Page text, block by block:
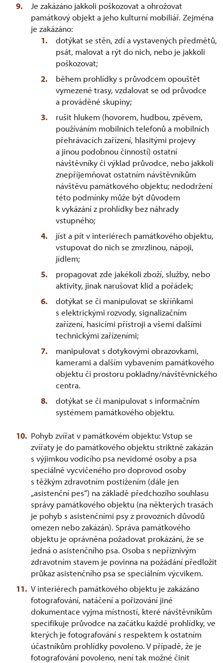
Je zakázáno jakkoli poškozovat a ohrožovat
památkový objekt a jeho kulturní mobiliář. Zejména
je zakázáno:
dotýkat se stěn, zdí a vystavených předmětů,
psát, malovat a rýt do nich, nebo je jakkoli
poškozovat;
během prohlídky s průvodcem opouštět
vymezené trasy, vzdalovat se od průvodce
a prováděné skupiny;
rušit hlukem (hovorem, hudbou, zpěvem,
používáním mobilních telefonů a mobilních
přehrávacích zařízení, hlasitými projevy
a jinou podobnou činností) ostatní
návštěvníky či výklad průvodce, nebo jakkoli
znepříjemňovat ostatním návštěvníkům
návštěvu památkového objektu; nedodržení
této podmínky může být důvodem
k vykázání z prohlídky bez náhrady
vstupného;
jíst a pít v interiérech památkového objektu,
vstupovat do nich se zmrzlinou, nápoji,
jídlem;
propagovat zde jakékoli zboží, služby, nebo
aktivity, jinak narušovat klid a pořádek;
dotýkat se či manipulovat se skříňkami
s elektrickými rozvody, signalizačním
zařízení, hasicími přístroji a všemi dalšími
technickými zařízeními;
manipulovat s dotykovými obrazovkami,
kamerami a dalším vybavením památkového
objektu či prostoru pokladny/návštěvnického
centra.
dotýkat se či manipulovat s informačním
systémem památkového objektu.
Pohyb zvířat v památkovém objektu: Vstup se
zvířaty je do památkového objektu striktně zakázán
s výjimkou vodicího psa nevidomé osoby a psa
speciálně vycvičeného pro doprovod osoby
s těžkým zdravotním postižením (dále jen
„asistenční pes“) na základě předchozího souhlasu
správy památkového objektu (na některých trasách
je pohyb s asistenčními psy z provozních důvodů
omezen nebo zakázán). Správa památkového
objektu je oprávněna požadovat prokázání, že se
jedná o asistenčního psa. Osoba s nepříznivým
zdravotním stavem je povinna na požádání předložit
průkaz asistenčního psa se speciálním výcvikem.
V interiérech památkového objektu je zakázáno
fotografování, natáčení a pořizování jiné
dokumentace vyjma místností, které návštěvníkům
specifikuje průvodce na začátku každé prohlídky, ve
kterých je fotografování s respektem k ostatním
účastníkům prohlídky povoleno. V případě, že je
fotografování povoleno, není tak možné činit